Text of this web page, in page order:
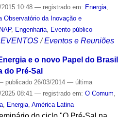
10:48 — registrado em: Energia,
Observatório da Inovação e
, Engenharia, Evento público
EVENTOS /Eventos e Reuniões
e o novo Papel do Brasil
do Pré-Sal
publicado26/03/2014 — última
08:41 — registrado em: O Comum
, Energia, América Latina